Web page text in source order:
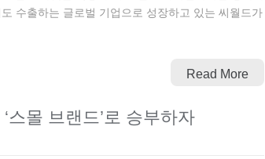
수출하는 글로벌 기업으로 성장하고 있는 씨월드가
Read More
스몰 브랜드’로 승부하자